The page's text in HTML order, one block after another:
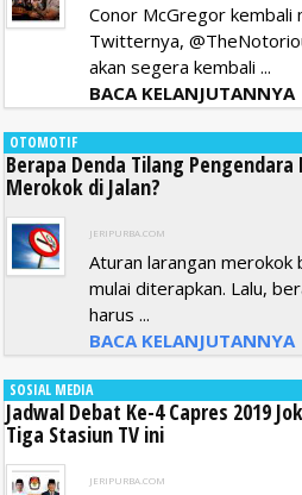
Conor McGregor kembali
Twitternya,
akan segera kembali ...
BACA KELANJUTANNYA
OTOMOTIF
Berapa Denda Tilang
Merokok di Jalan?
JERIPURBA.COM
Aturan larangan
mulai diterapkan. Lalu,
harus ...
BACA KELANJUTANNYA
SOSIAL MEDIA
Jadwal Debat Ke-4 Capres 2019
Tiga Stasiun TV ini
JERIPURBA.COM